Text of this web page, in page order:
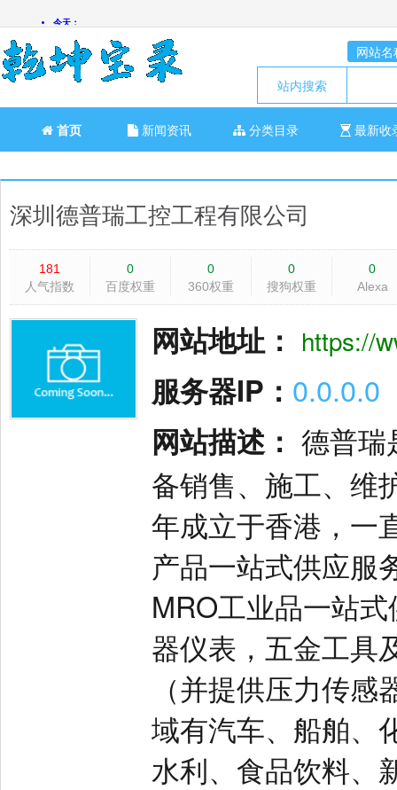
网站名
站内搜索
首页 新闻资讯 分类目录 最新收
深圳德普瑞工控工程有限公司
181
人气指数
0
百度权重
0
360权重
0
搜狗权重
0
Alexa
网站地址： https://
服务器IP： 0.0.0.0
网站描述： 德普瑞
备销售、施工、维
年成立于香港，一
产品一站式供应服
MRO工业品一站
器仪表，五金工具
（并提供压力传
域有汽车、船舶、
水利、食品饮料、